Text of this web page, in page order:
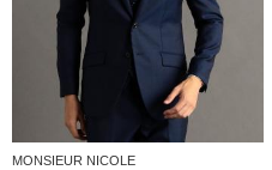
MONSIEUR NICOLE